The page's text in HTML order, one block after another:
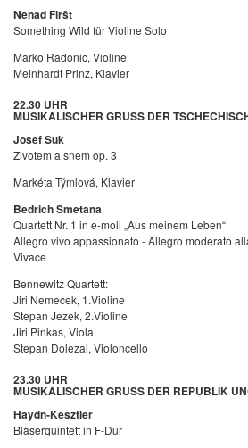
Nenad Firšt
Something Wild für Violine Solo
Marko Radonic, Violine
Meinhardt Prinz, Klavier
22.30 UHR
MUSIKALISCHER GRUSS DER
Josef Suk
Zivotem a snem op. 3
Markéta Týmlová, Klavier
Bedrich Smetana
Quartett Nr. 1 in e-moll „Aus meinem Leben“
Allegro vivo appassionato - Allegro moderato
Vivace
Bennewitz Quartett:
Jiri Nemecek, 1.Violine
Stepan Jezek, 2.Violine
Jiri Pinkas, Viola
Stepan Dolezal, Violoncello
23.30 UHR
MUSIKALISCHER GRUSS DER REPUBLIK
Haydn-Kesztler
Bläserquintett in F-Dur